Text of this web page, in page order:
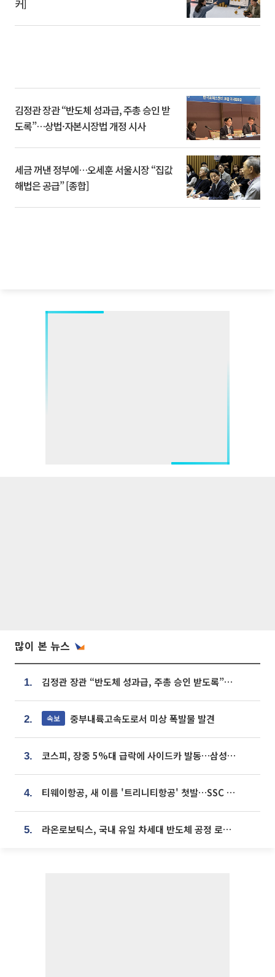
커]
김정관 장관 “반도체 성과급, 주총 승인 받
도록”…상법·자본시장법 개정 시사
세금 꺼낸 정부에…오세훈 서울시장 “집값
해법은 공급” [종합]
많이 본 뉴스
1. 김정관 장관 “반도체 성과급, 주총 승인 받도록”…상법·자본시장법 개정 시사
2. 속보 중부내륙고속도로서 미상 폭발물 발견
3. 코스피, 장중 5%대 급락에 사이드카 발동…삼성·SK 동반 폭락
4. 티웨이항공, 새 이름 '트리니티항공' 첫발…SSC 전략 본격화
5. 라온로보틱스, 국내 유일 차세대 반도체 공정 로봇 개발 ‘고객사 테스트 진행’